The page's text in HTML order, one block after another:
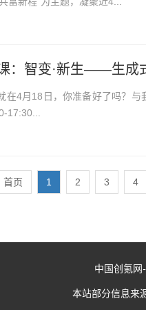
：智变·新生——生成
4月18日，你准备好了吗？与
17:30...
首页 1 2 3 4
中国创氪网-
本站部分信息来